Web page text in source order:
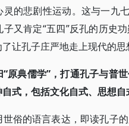
的悲剧性运动。这与一九
又肯定“五四”反孔的历史
让孔子庄严地走上现代的思
原典儒学”，打通孔子与普
式，包括文化自式、思想自
俗的语言表达，即读孔子